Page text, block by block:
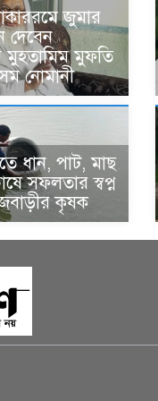
জুমার
দেবেন
মুহতামিম মুফতি
নোমানী
ধান, পাট, মাছ
সফলতার স্বপ্ন
কৃষক